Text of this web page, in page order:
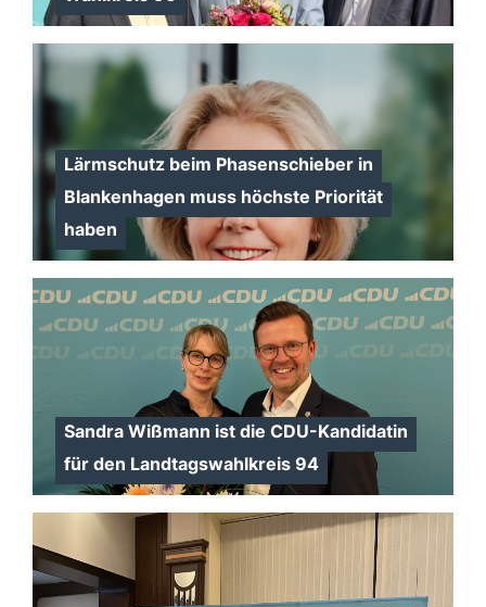
Lärmschutz beim Phasenschieber in
Blankenhagen muss höchste Priorität
haben
Sandra Wißmann ist die CDU-Kandidatin
für den Landtagswahlkreis 94